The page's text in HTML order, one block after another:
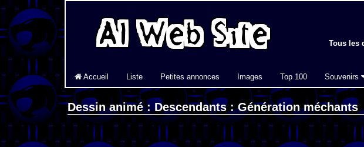
Tous les
Accueil Liste Petites annonces Images Top 100 Souvenirs
Dessin animé : Descendants : Génération méchants